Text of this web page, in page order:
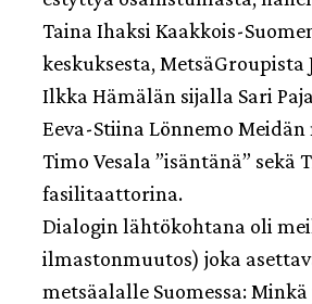
Taina Ihaksi Kaakkois-
keskuksesta, MetsäGroupista
Ilkka Hämälän sijalla Sari
Eeva-Stiina Lönnemo Meidän
Timo Vesala ”isäntänä” sekä
fasilitaattorina.
Dialogin lähtökohtana oli
ilmastonmuutos) joka
metsäalalle Suomessa: